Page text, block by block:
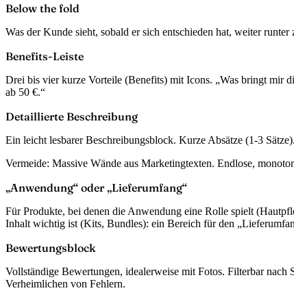
Below the fold
Was der Kunde sieht, sobald er sich entschieden hat, weiter runter
Benefits-Leiste
Drei bis vier kurze Vorteile (Benefits) mit Icons. „Was bringt mir
ab 50 €.“
Detaillierte Beschreibung
Ein leicht lesbarer Beschreibungsblock. Kurze Absätze (1-3
Vermeide: Massive Wände aus Marketingtexten. Endlose,
„Anwendung“ oder „Lieferumfang“
Für Produkte, bei denen die Anwendung eine Rolle spielt
Inhalt wichtig ist (Kits, Bundles): ein Bereich für den
Bewertungsblock
Vollständige Bewertungen, idealerweise mit Fotos. Filterbar nach
Verheimlichen von Fehlern.